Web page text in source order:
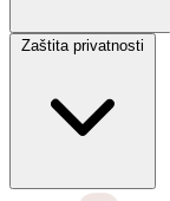
Zaštita privatnosti